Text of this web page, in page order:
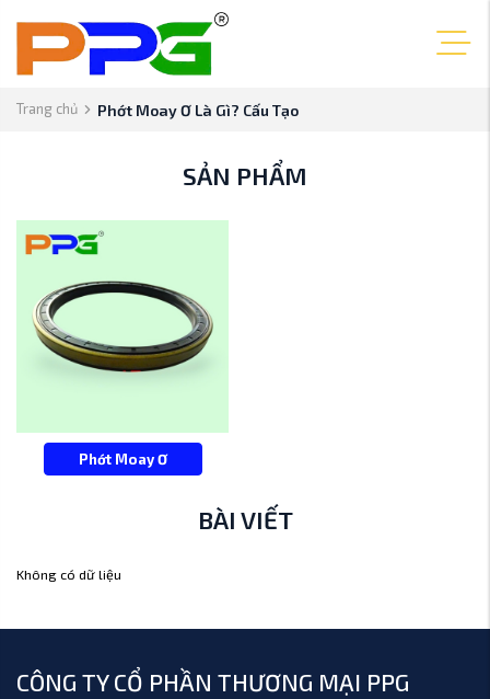
Trang chủ Phớt Moay Ơ Là Gì? Cấu Tạo
SẢN PHẨM
Phớt Moay Ơ
BÀI VIẾT
Không có dữ liệu
CÔNG TY CỔ PHẦN THƯƠNG MẠI PPG